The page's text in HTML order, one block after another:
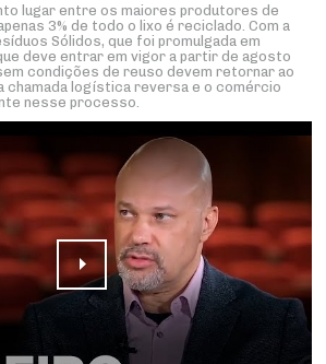
lugar entre os maiores produtores de
3% de todo o lixo é reciclado. Com a
Sólidos, que foi promulgada em
deve entrar em vigor a partir de agosto
condições de reuso devem retornar ao
chamada logística reversa e o comércio
nesse processo.